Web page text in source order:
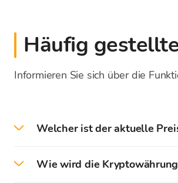
Häufig
Informieren Sie sich über die
Welcher ist der aktuelle
Wie wird die